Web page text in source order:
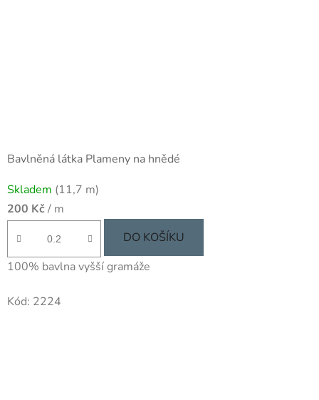
Bavlněná látka Plameny na hnědé
Skladem (11,7 m)
200 Kč/ m
DO KOŠÍKU
100% bavlna vyšší gramáže
Kód: 2224